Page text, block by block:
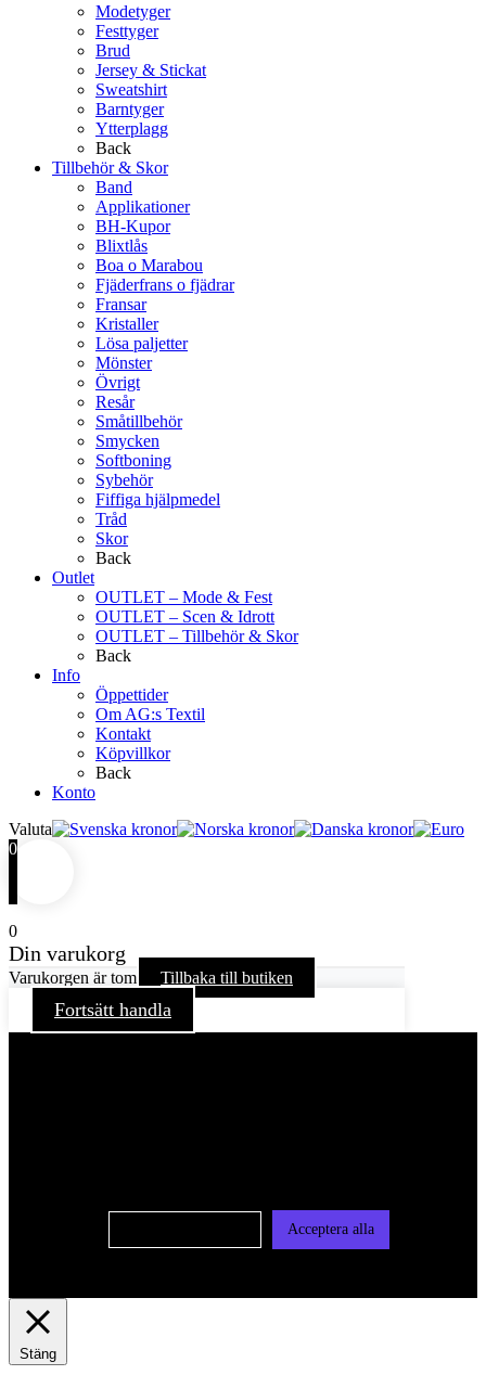
Modetyger
Festtyger
Brud
Jersey & Stickat
Sweatshirt
Barntyger
Ytterplagg
Back
Tillbehör & Skor
Band
Applikationer
BH-Kupor
Blixtlås
Boa o Marabou
Fjäderfrans o fjädrar
Fransar
Kristaller
Lösa paljetter
Mönster
Övrigt
Resår
Småtillbehör
Smycken
Softboning
Sybehör
Fiffiga hjälpmedel
Tråd
Skor
Back
Outlet
OUTLET – Mode & Fest
OUTLET – Scen & Idrott
OUTLET – Tillbehör & Skor
Back
Info
Öppettider
Om AG:s Textil
Kontakt
Köpvillkor
Back
Konto
Valuta
0
0
Din varukorg
Varukorgen är tom Tillbaka till butiken
Fortsätt handla
Acceptera alla
Stäng